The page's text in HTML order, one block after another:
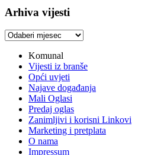
Arhiva vijesti
Arhiva
Komunal
Vijesti iz branše
Opći uvjeti
Najave događanja
Mali Oglasi
Predaj oglas
Zanimljivi i korisni Linkovi
Marketing i pretplata
O nama
Impressum